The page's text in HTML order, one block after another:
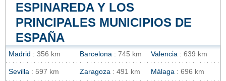
ESPINAREDA Y LOS
PRINCIPALES MUNICIPIOS DE
ESPAÑA
Madrid : 356 km Barcelona : 745 km Valencia : 639 km
Sevilla : 597 km Zaragoza : 491 km Málaga : 696 km